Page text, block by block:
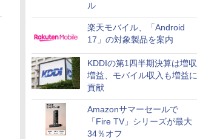
ル
楽天モバイル、「Android
17」の対象製品を案内
KDDIの第1四半期決算は増収
増益、モバイル収入も増益に
貢献
Amazonサマーセールで
「Fire TV」シリーズが最大
34％オフ